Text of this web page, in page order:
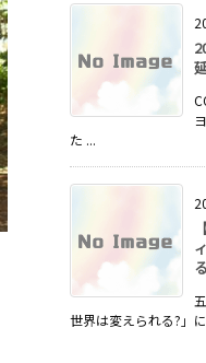
た ...
世界は変えられる?」